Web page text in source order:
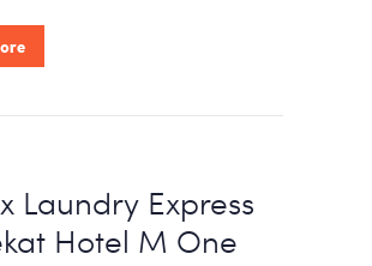
Laundry Express
Hotel M One